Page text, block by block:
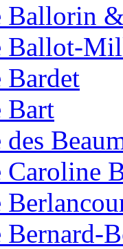
Ballorin
Ballot-
Bardet
Bart
Caroline
Bernard-